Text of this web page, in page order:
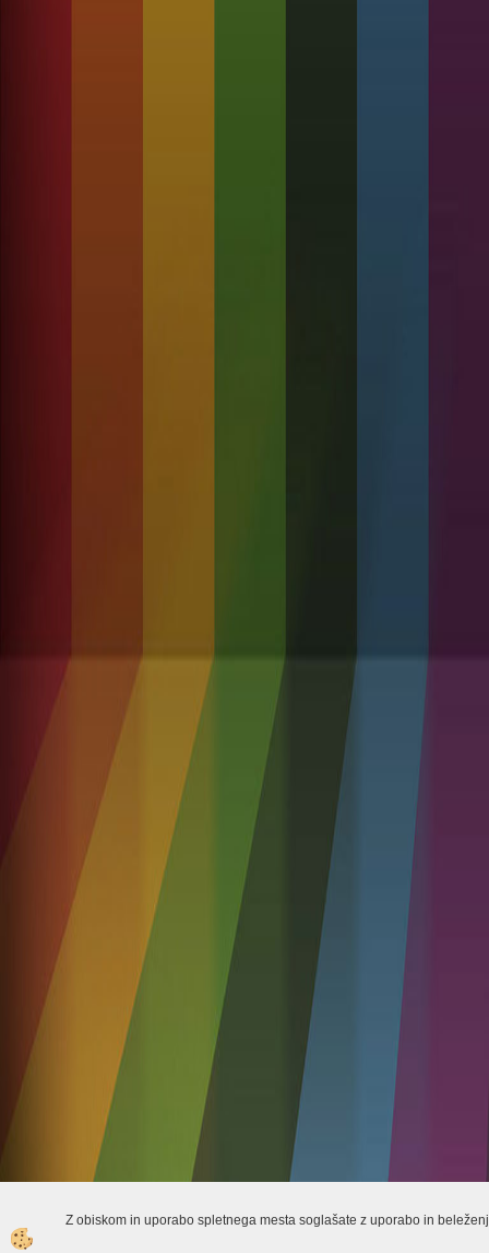
Z obiskom in uporabo spletnega mesta soglašate z uporabo in